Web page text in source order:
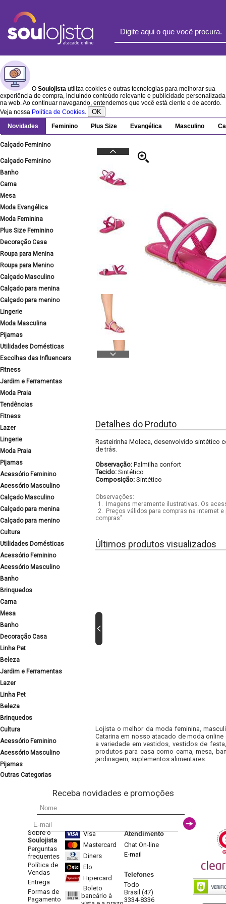
O Soulojista utiliza cookies e outras tecnologias para melhorar sua
experiência de compra, incluindo conteúdo relevante e publicidade personalizada
na web. Ao continuar navegando, entendemos que você está ciente e de acordo.
Veja nossa Política de Cookies. OK
Novidades Feminino Plus Size Evangélica Masculino
Calçado Feminino
Calçado Feminino
Banho
Cama
Mesa
Moda Evangélica
Moda Feminina
Plus Size Feminino
Decoração Casa
Roupa para Menina
Roupa para Menino
Calçado Masculino
Calçado para menina
Calçado para menino
Lingerie
Moda Masculina
Pijamas
Utilidades Domésticas
Escolhas das Influencers
Fitness
Jardim e Ferramentas
Moda Praia
Tendências
Fitness
Lazer
Lingerie
Moda Praia
Pijamas
Acessório Feminino
Acessório Masculino
Calçado Masculino
Calçado para menina
Calçado para menino
Cultura
Utilidades Domésticas
Acessório Feminino
Acessório Masculino
Banho
Brinquedos
Cama
Mesa
Banho
Decoração Casa
Linha Pet
Beleza
Jardim e Ferramentas
Lazer
Linha Pet
Beleza
Brinquedos
Cultura
Acessório Feminino
Acessório Masculino
Pijamas
Outras Categorias
Detalhes do Produto
Rasteirinha Moleca, desenvolvido sintético
de trás.
Observação: Palmilha confort
Tecido: Sintético
Composição: Sintético
Observações:
1.
Imagens meramente ilustrativas. Os
2.
Preços válidos para compras na internet
compras".
Últimos produtos visualizados
Lojista o melhor da moda feminina,
Catarina em nosso atacado de moda
a variedade em vestidos, vestidos de
produtos para casa como cama, mesa,
jardinagem, suplementos alimentares.
Receba novidades e promoções
Sobre o
Soulojista
Perguntas
frequentes
Política de
Vendas
Entrega
Formas de
Pagamento
Visa
Mastercard
Diners
Elo
Hipercard
Boleto
bancário à
Atendimento
Chat On-line
E-mail
Telefones
Todo
Brasil (47)
3334-8336